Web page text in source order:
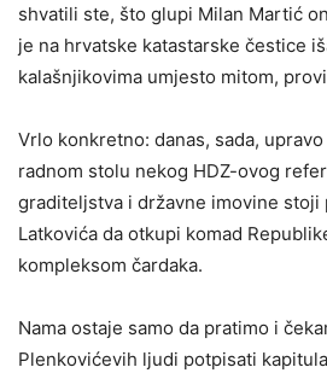
shvatili ste, što glupi Milan Martić
je na hrvatske katastarske čestice
kalašnjikovima umjesto mitom,
Vrlo konkretno: danas, sada,
radnom stolu nekog HDZ-ovog
graditeljstva i državne imovine stoji
Latkovića da otkupi komad
kompleksom čardaka.
Nama ostaje samo da pratimo i
Plenkovićevih ljudi potpisati